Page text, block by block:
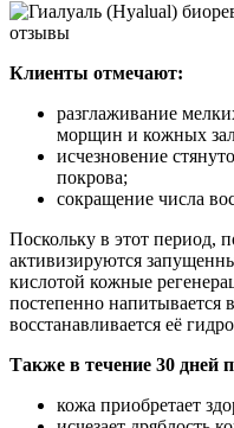
Клиенты отмечают:
разглаживание
морщин и кожных
исчезновение
покрова;
сокращение числа
Поскольку в этот период,
активизируются
кислотой кожные
постепенно напитывается
восстанавливается её
Также в течение 30 дней
кожа приобретает